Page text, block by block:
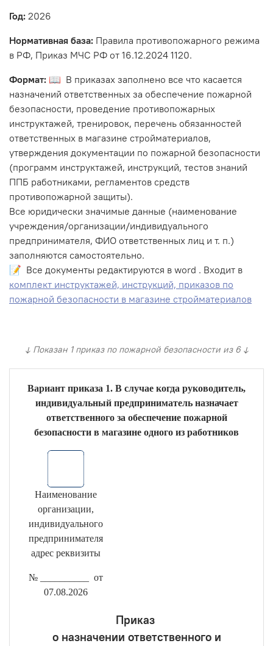
Год: 2026
Нормативная база: Правила противопожарного режима
в РФ, Приказ МЧС РФ от 16.12.2024 1120.
Формат: 📖 В приказах заполнено все что касается
назначений ответственных за обеспечение пожарной
безопасности, проведение противопожарных
инструктажей, тренировок, перечень обязанностей
ответственных в магазине стройматериалов,
утверждения документации по пожарной безопасности
(программ инструктажей, инструкций, тестов знаний
ППБ работниками, регламентов средств
противопожарной защиты).
Все юридически значимые данные (наименование
учреждения/организации/индивидуального
предпринимателя, ФИО ответственных лиц и т. п.)
заполняются самостоятельно.
📝 Все документы редактируются в word . Входит в
комплект инструктажей, инструкций, приказов по
пожарной безопасности в магазине стройматериалов
↓ Показан 1 приказ по пожарной безопасности из 6 ↓
Вариант приказа 1. В случае когда руководитель,
индивидуальный предприниматель назначает
ответственного за обеспечение пожарной
безопасности в магазине одного из работников
Наименование
организации,
индивидуального
предпринимателя
адрес реквизиты
№ __________ от
07.08.2026
Приказ
о назначении ответственного и